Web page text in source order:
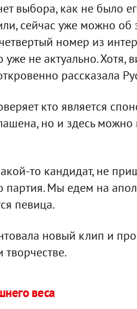
выбора, как не было
сейчас уже можно об
номер из
не актуально. Хотя,
рассказала
кто является
но и здесь можно
то кандидат, не
партия. Мы едем на
певица.
новый клип и
веса